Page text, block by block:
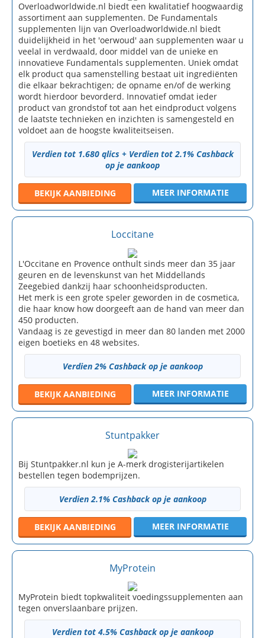
Overloadworldwide.nl biedt een kwalitatief hoogwaardig
assortiment aan supplementen. De Fundamentals
supplementen lijn van Overloadworldwide.nl biedt
duidelijkheid in het 'oerwoud' aan supplementen waar u
veelal in verdwaald, door middel van de unieke en
innovatieve Fundamentals supplementen. Uniek omdat
elk product qua samenstelling bestaat uit ingrediënten
die elkaar bekrachtigen; de opname en/of de werking
wordt hierdoor bevorderd. Innovatief omdat ieder
product van grondstof tot aan het eindproduct volgens
de laatste technieken en inzichten is samengesteld en
voldoet aan de hoogste kwaliteitseisen.
Verdien tot 1.680 qlics + Verdien tot 2.1% Cashback
op je aankoop
BEKIJK AANBIEDING MEER INFORMATIE
Loccitane
L'Occitane en Provence onthult sinds meer dan 35 jaar
geuren en de levenskunst van het Middellands
Zeegebied dankzij haar schoonheidsproducten.
Het merk is een grote speler geworden in de cosmetica,
die haar know how doorgeeft aan de hand van meer dan
450 producten.
Vandaag is ze gevestigd in meer dan 80 landen met 2000
eigen boetieks en 48 websites.
Verdien 2% Cashback op je aankoop
BEKIJK AANBIEDING MEER INFORMATIE
Stuntpakker
Bij Stuntpakker.nl kun je A-merk drogisterijartikelen
bestellen tegen bodemprijzen.
Verdien 2.1% Cashback op je aankoop
BEKIJK AANBIEDING MEER INFORMATIE
MyProtein
MyProtein biedt topkwaliteit voedingssupplementen aan
tegen onverslaanbare prijzen.
Verdien tot 4.5% Cashback op je aankoop